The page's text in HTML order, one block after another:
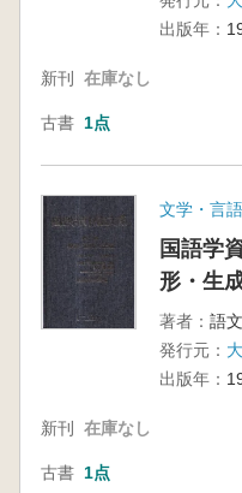
出版年：
新刊 在庫なし
古書 1点
文学・言
国語学
形・生
著者： 語
発行元：
出版年：
新刊 在庫なし
古書 1点